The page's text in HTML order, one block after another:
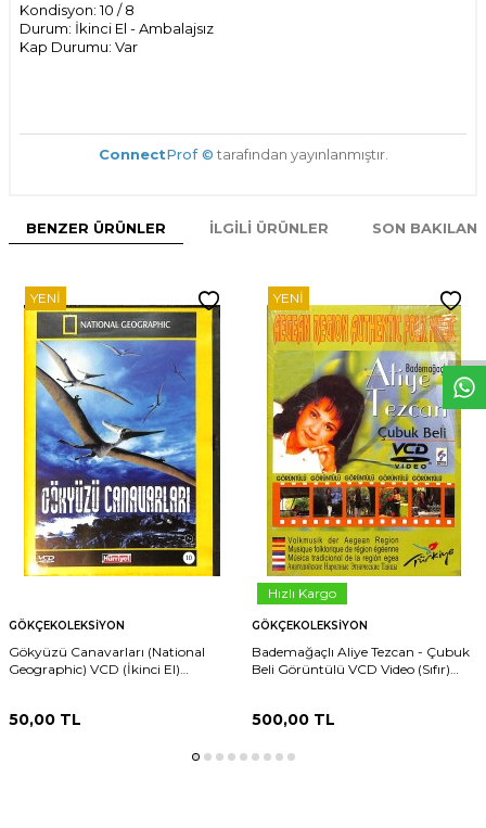
W
h
t
s
p
p
D
e
s
e
H
a
t
t
Kondisyon: 10 / 8
Durum: İkinci El - Ambalajsız
Kap Durumu: Var
ConnectProf © tarafından yayınlanmıştır.
BENZER ÜRÜNLER İLGILI ÜRÜNLER SON
YENI
GÖKÇEKOLEKSIYON
Gökyüzü Canavarları (National
Geographic) VCD (İkinci El)
50,00 TL
YENI
Hızlı Kargo
GÖKÇEKOLEKSIYON
Bademağaçlı Aliye Tezcan - Çubuk
Beli Görüntülü VCD Video (Sıfır)
500,00TL